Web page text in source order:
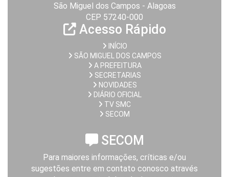
São Miguel dos Campos - Alagoas
CEP 57240-000
Acesso Rápido
INÍCIO
SÃO MIGUEL DOS CAMPOS
A PREFEITURA
SECRETARIAS
NOVIDADES
DIÁRIO OFICIAL
TV SMC
SECOM
SECOM
Para maiores informações, críticas e/ou
sugestões entre em contato conosco através